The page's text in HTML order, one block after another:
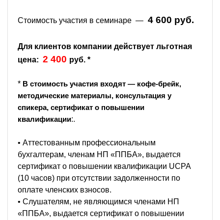
Стоимость участия в семинаре — 4 600 руб.
Для клиентов компании действует льготная
цена: 2 400 руб. *
* В стоимость участия входят — кофе-брейк,
методические материалы, консультация у
спикера, сертификат о повышении
квалификации:.
• Аттестованным профессиональным
бухгалтерам, членам НП «ППБА», выдается
сертификат о повышении квалификации UCPA
(10 часов) при отсутствии задолженности по
оплате членских взносов.
• Слушателям, не являющимся членами НП
«ППБА», выдается сертификат о повышении